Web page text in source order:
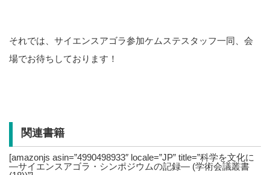
それでは、サイエンスアゴラ参加ケムステスタッフ一同、会
場でお待ちしております！
関連書籍
[amazonjs asin=”4990498933″ locale=”JP” title=”科学を文化に
―サイエンスアゴラ・シンポジウムの記録― (学術会議叢書